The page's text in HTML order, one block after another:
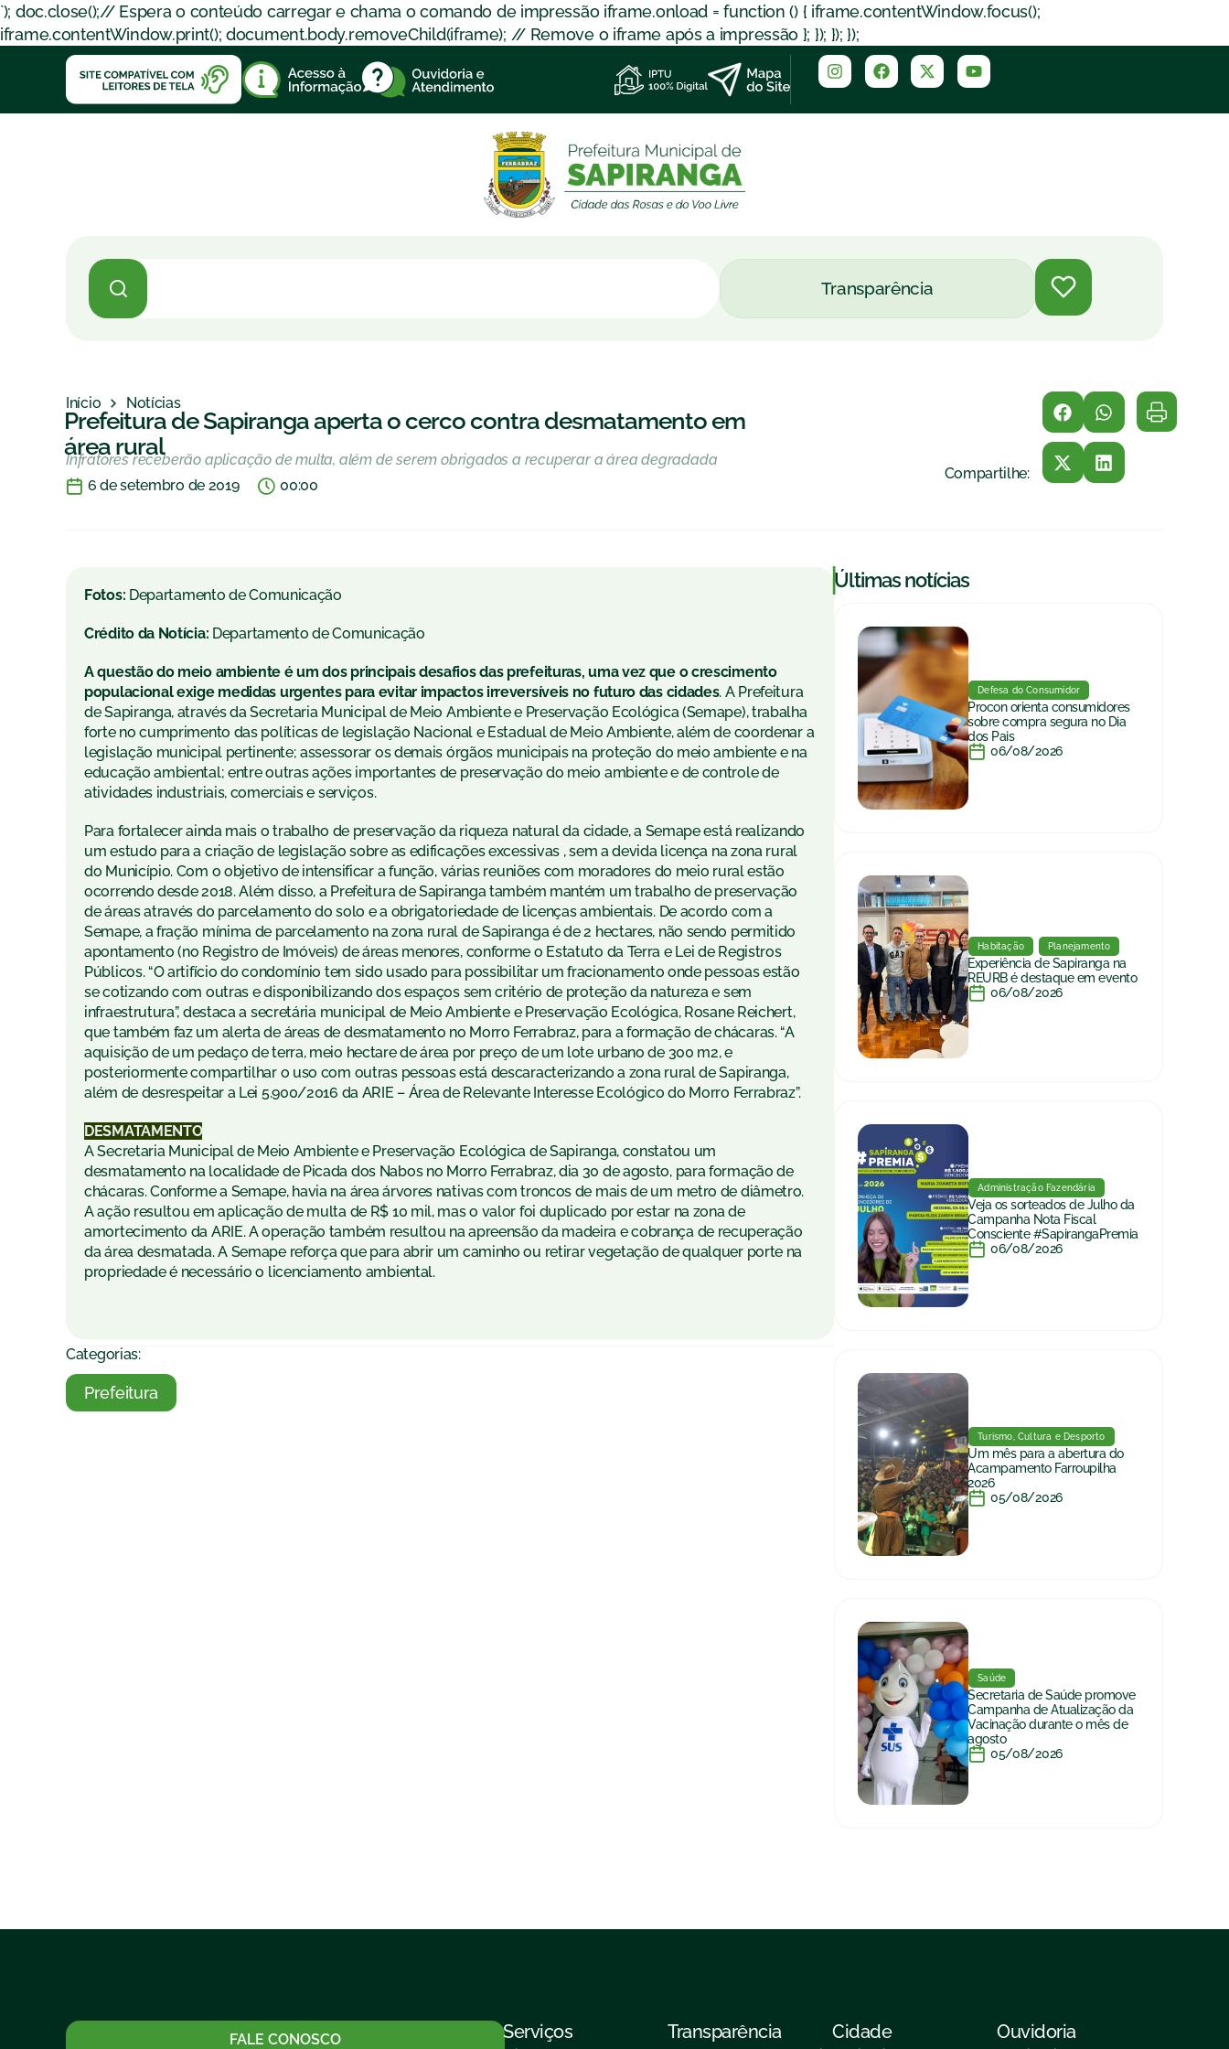
`); doc.close();// Espera o conteúdo carregar e chama o comando de impressão iframe.onload = function () { iframe.contentWindow.focus();
iframe.contentWindow.print(); document.body.removeChild(iframe); // Remove o iframe após a impressão }; }); }); });
Transparência
Início Notícias
Prefeitura de Sapiranga aperta o cerco contra desmatamento em
área rural
Infratores receberão aplicação de multa, além de serem obrigados a recuperar a área degradada
6 de setembro de 2019
00:00
Compartilhe:
Fotos: Departamento de Comunicação
Crédito da Notícia: Departamento de Comunicação
A questão do meio ambiente é um dos principais desafios das prefeituras, uma vez que o crescimento
populacional exige medidas urgentes para evitar impactos irreversíveis no futuro das cidades. A Prefeitura
de Sapiranga, através da Secretaria Municipal de Meio Ambiente e Preservação Ecológica (Semape), trabalha
forte no cumprimento das políticas de legislação Nacional e Estadual de Meio Ambiente, além de coordenar a
legislação municipal pertinente; assessorar os demais órgãos municipais na proteção do meio ambiente e na
educação ambiental; entre outras ações importantes de preservação do meio ambiente e de controle de
atividades industriais, comerciais e serviços.
Para fortalecer ainda mais o trabalho de preservação da riqueza natural da cidade, a Semape está realizando
um estudo para a criação de legislação sobre as edificações excessivas , sem a devida licença na zona rural
do Município. Com o objetivo de intensificar a função, várias reuniões com moradores do meio rural estão
ocorrendo desde 2018. Além disso, a Prefeitura de Sapiranga também mantém um trabalho de preservação
de áreas através do parcelamento do solo e a obrigatoriedade de licenças ambientais. De acordo com a
Semape, a fração mínima de parcelamento na zona rural de Sapiranga é de 2 hectares, não sendo permitido
apontamento (no Registro de Imóveis) de áreas menores, conforme o Estatuto da Terra e Lei de Registros
Públicos. “O artifício do condomínio tem sido usado para possibilitar um fracionamento onde pessoas estão
se cotizando com outras e disponibilizando dos espaços sem critério de proteção da natureza e sem
infraestrutura”, destaca a secretária municipal de Meio Ambiente e Preservação Ecológica, Rosane Reichert,
que também faz um alerta de áreas de desmatamento no Morro Ferrabraz, para a formação de chácaras. “A
aquisição de um pedaço de terra, meio hectare de área por preço de um lote urbano de 300 m2, e
posteriormente compartilhar o uso com outras pessoas está descaracterizando a zona rural de Sapiranga,
além de desrespeitar a Lei 5.900/2016 da ARIE – Área de Relevante Interesse Ecológico do Morro Ferrabraz”.
DESMATAMENTO
A Secretaria Municipal de Meio Ambiente e Preservação Ecológica de Sapiranga, constatou um
desmatamento na localidade de Picada dos Nabos no Morro Ferrabraz, dia 30 de agosto, para formação de
chácaras. Conforme a Semape, havia na área árvores nativas com troncos de mais de um metro de diâmetro.
A ação resultou em aplicação de multa de R$ 10 mil, mas o valor foi duplicado por estar na zona de
amortecimento da ARIE. A operação também resultou na apreensão da madeira e cobrança de recuperação
da área desmatada. A Semape reforça que para abrir um caminho ou retirar vegetação de qualquer porte na
propriedade é necessário o licenciamento ambiental.
Categorias:
Prefeitura
|Últimas notícias
Defesa do Consumidor
Procon orienta consumidores
sobre compra segura no Dia
dos Pais
06/08/2026
Habitação Planejamento
Experiência de Sapiranga na
REURB é destaque em evento
06/08/2026
Administração Fazendária
Veja os sorteados de Julho da
Campanha Nota Fiscal
Consciente #SapirangaPremia
06/08/2026
Turismo, Cultura e Desporto
Um mês para a abertura do
Acampamento Farroupilha
2026
05/08/2026
Saúde
Secretaria de Saúde promove
Campanha de Atualização da
Vacinação durante o mês de
agosto
05/08/2026
FALE CONOSCO Serviços Transparência Cidade Ouvidoria